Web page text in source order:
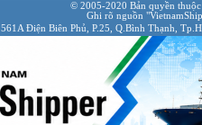
© 2005-2020 Bản quyền
Ghi rõ nguồn
561A Điện Biên Phủ, P.25, Q.Bình Thạnh,